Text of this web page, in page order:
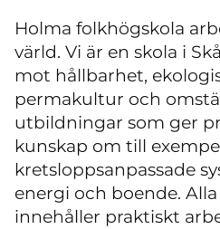
Holma folkhögskola
värld. Vi är en skola i
mot hållbarhet,
permakultur och
utbildningar som ger
kunskap om till
kretsloppsanpassade
energi och boende.
innehåller praktiskt